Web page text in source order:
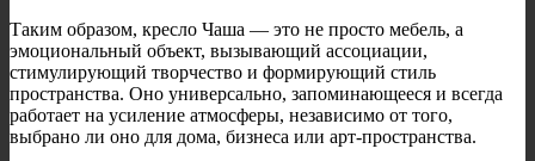
Таким образом, кресло Чаша — это не просто мебель, а
эмоциональный объект, вызывающий ассоциации,
стимулирующий творчество и формирующий стиль
пространства. Оно универсально, запоминающееся и всегда
работает на усиление атмосферы, независимо от того,
выбрано ли оно для дома, бизнеса или арт-пространства.